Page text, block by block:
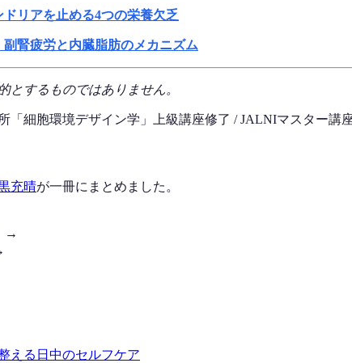
リアを止める4つの栄養欠乏
腎疲労と内臓脂肪のメカニズム
するものではありません。
「細胞環境デザイン学」上級講座修了 / JALNIマスター講
充晴が一冊にまとめました。
→
える日中のセルフケア